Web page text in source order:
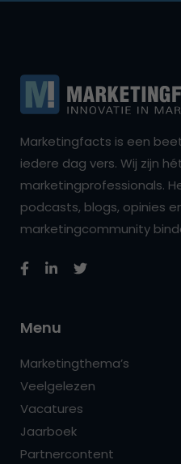
Marketingfacts is een
iedere dag vers. Wij zijn
marketingprofessionals.
podcasts, blogs, opinies
marketingcommunity
Menu
Marketingthema’s
Veelgelezen
Vacatures
Jaarboek
Partnercontent